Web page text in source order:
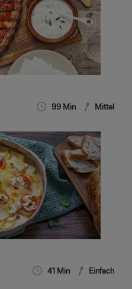
99 Min Mittel
41 Min Einfach